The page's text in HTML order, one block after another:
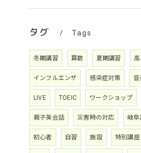
タグ Tags
冬期講習 算数 夏期講習
インフルエンザ 感染症対策 音
LIVE TOEIC ワークショップ
親子英会話 災害時の対応 岐阜
初心者 自習 施設 特別講座